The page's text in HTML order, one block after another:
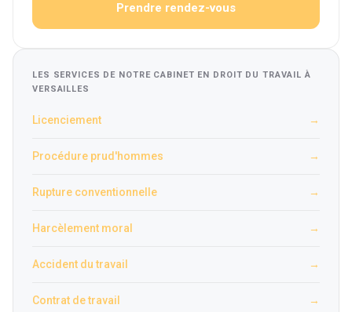
Prendre rendez-vous
LES SERVICES DE NOTRE CABINET EN DROIT DU TRAVAIL À
VERSAILLES
Licenciement →
Procédure prud'hommes →
Rupture conventionnelle →
Harcèlement moral →
Accident du travail →
Contrat de travail →